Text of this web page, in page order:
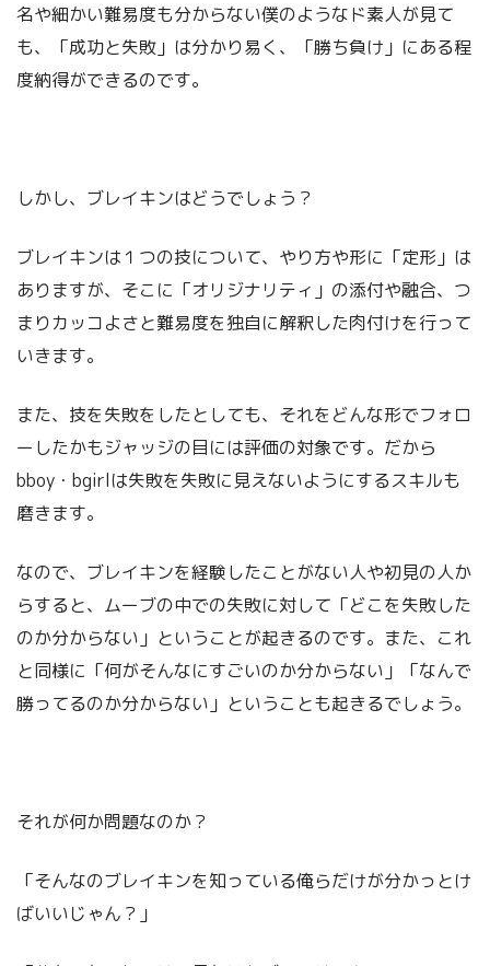
名や細かい難易度も分からない僕のようなド素人が見て
も、「成功と失敗」は分かり易く、「勝ち負け」にある程
度納得ができるのです。
しかし、ブレイキンはどうでしょう？
ブレイキンは１つの技について、やり方や形に「定形」は
ありますが、そこに「オリジナリティ」の添付や融合、つ
まりカッコよさと難易度を独自に解釈した肉付けを行って
いきます。
また、技を失敗をしたとしても、それをどんな形でフォロ
ーしたかもジャッジの目には評価の対象です。だから
bboy・bgirlは失敗を失敗に見えないようにするスキルも
磨きます。
なので、ブレイキンを経験したことがない人や初見の人か
らすると、ムーブの中での失敗に対して「どこを失敗した
のか分からない」ということが起きるのです。また、これ
と同様に「何がそんなにすごいのか分からない」「なんで
勝ってるのか分からない」ということも起きるでしょう。
それが何か問題なのか？
「そんなのブレイキンを知っている俺らだけが分かっとけ
ばいいじゃん？」